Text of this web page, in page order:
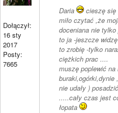
Dołączył:
16 sty
2017
Posty:
7665
Daria cieszę się
miło czytać ,że
doceniana nie
to ja -jeszcze
to zrobię -tylko
ciężkich prac ....
muszę poplewić
nie udały )
.....cały czas jest
łopata